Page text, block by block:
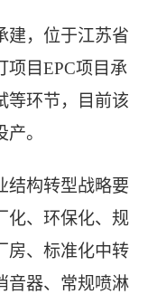
建，位于江苏省
项目EPC项目承
等环节，目前该
。
结构转型战略要
化、环保化、规
房、标准化中转
音器、常规喷淋